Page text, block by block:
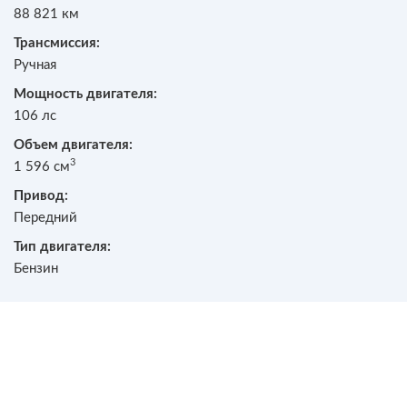
88 821 км
Трансмиссия:
Ручная
Мощность двигателя:
106 лс
Объем двигателя:
1 596 см3
Привод:
Передний
Тип двигателя:
Бензин